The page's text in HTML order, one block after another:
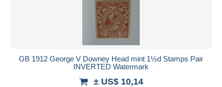
GB 1912 George V Downey Head mint 1½d Stamps Pair
INVERTED Watermark
± US$ 10,14